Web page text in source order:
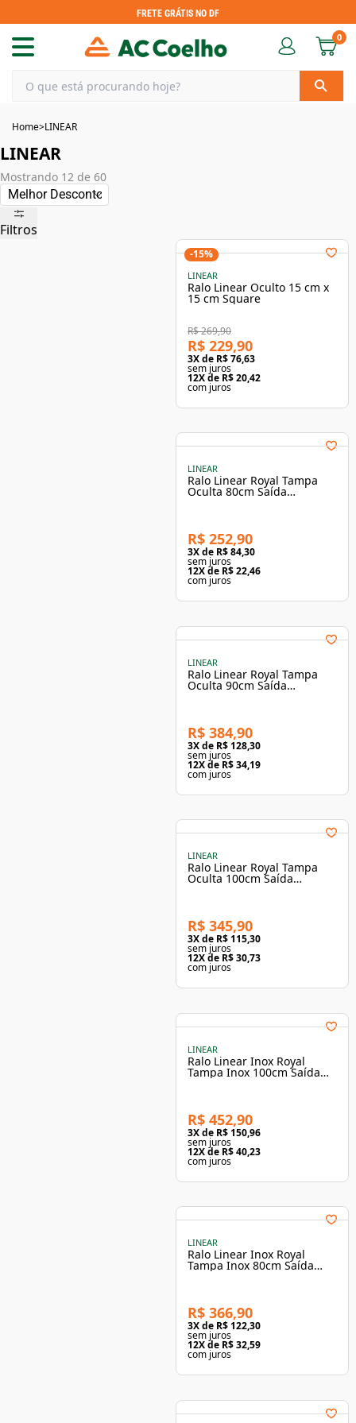
FRETE GRÁTIS NO DF
0
Home>LINEAR
LINEAR
Mostrando 12 de 60
Filtros
LINEAR
Ralo Linear Oculto 15 cm x
15 cm Square
R$ 269,90
R$ 229,90
3X de R$ 76,63
sem juros
12X de R$ 20,42
com juros
-15%
LINEAR
Ralo Linear Royal Tampa
Oculta 80cm Saída
R$ 252,90
3X de R$ 84,30
sem juros
12X de R$ 22,46
com juros
LINEAR
Ralo Linear Royal Tampa
Oculta 90cm Saída
R$ 384,90
3X de R$ 128,30
sem juros
12X de R$ 34,19
com juros
LINEAR
Ralo Linear Royal Tampa
Oculta 100cm Saída
R$ 345,90
3X de R$ 115,30
sem juros
12X de R$ 30,73
com juros
LINEAR
Ralo Linear Inox Royal
Tampa Inox 100cm Saída
Extremidade - Elleve
R$ 452,90
3X de R$ 150,96
sem juros
12X de R$ 40,23
com juros
LINEAR
Ralo Linear Inox Royal
Tampa Inox 80cm Saída
R$ 366,90
3X de R$ 122,30
sem juros
12X de R$ 32,59
com juros